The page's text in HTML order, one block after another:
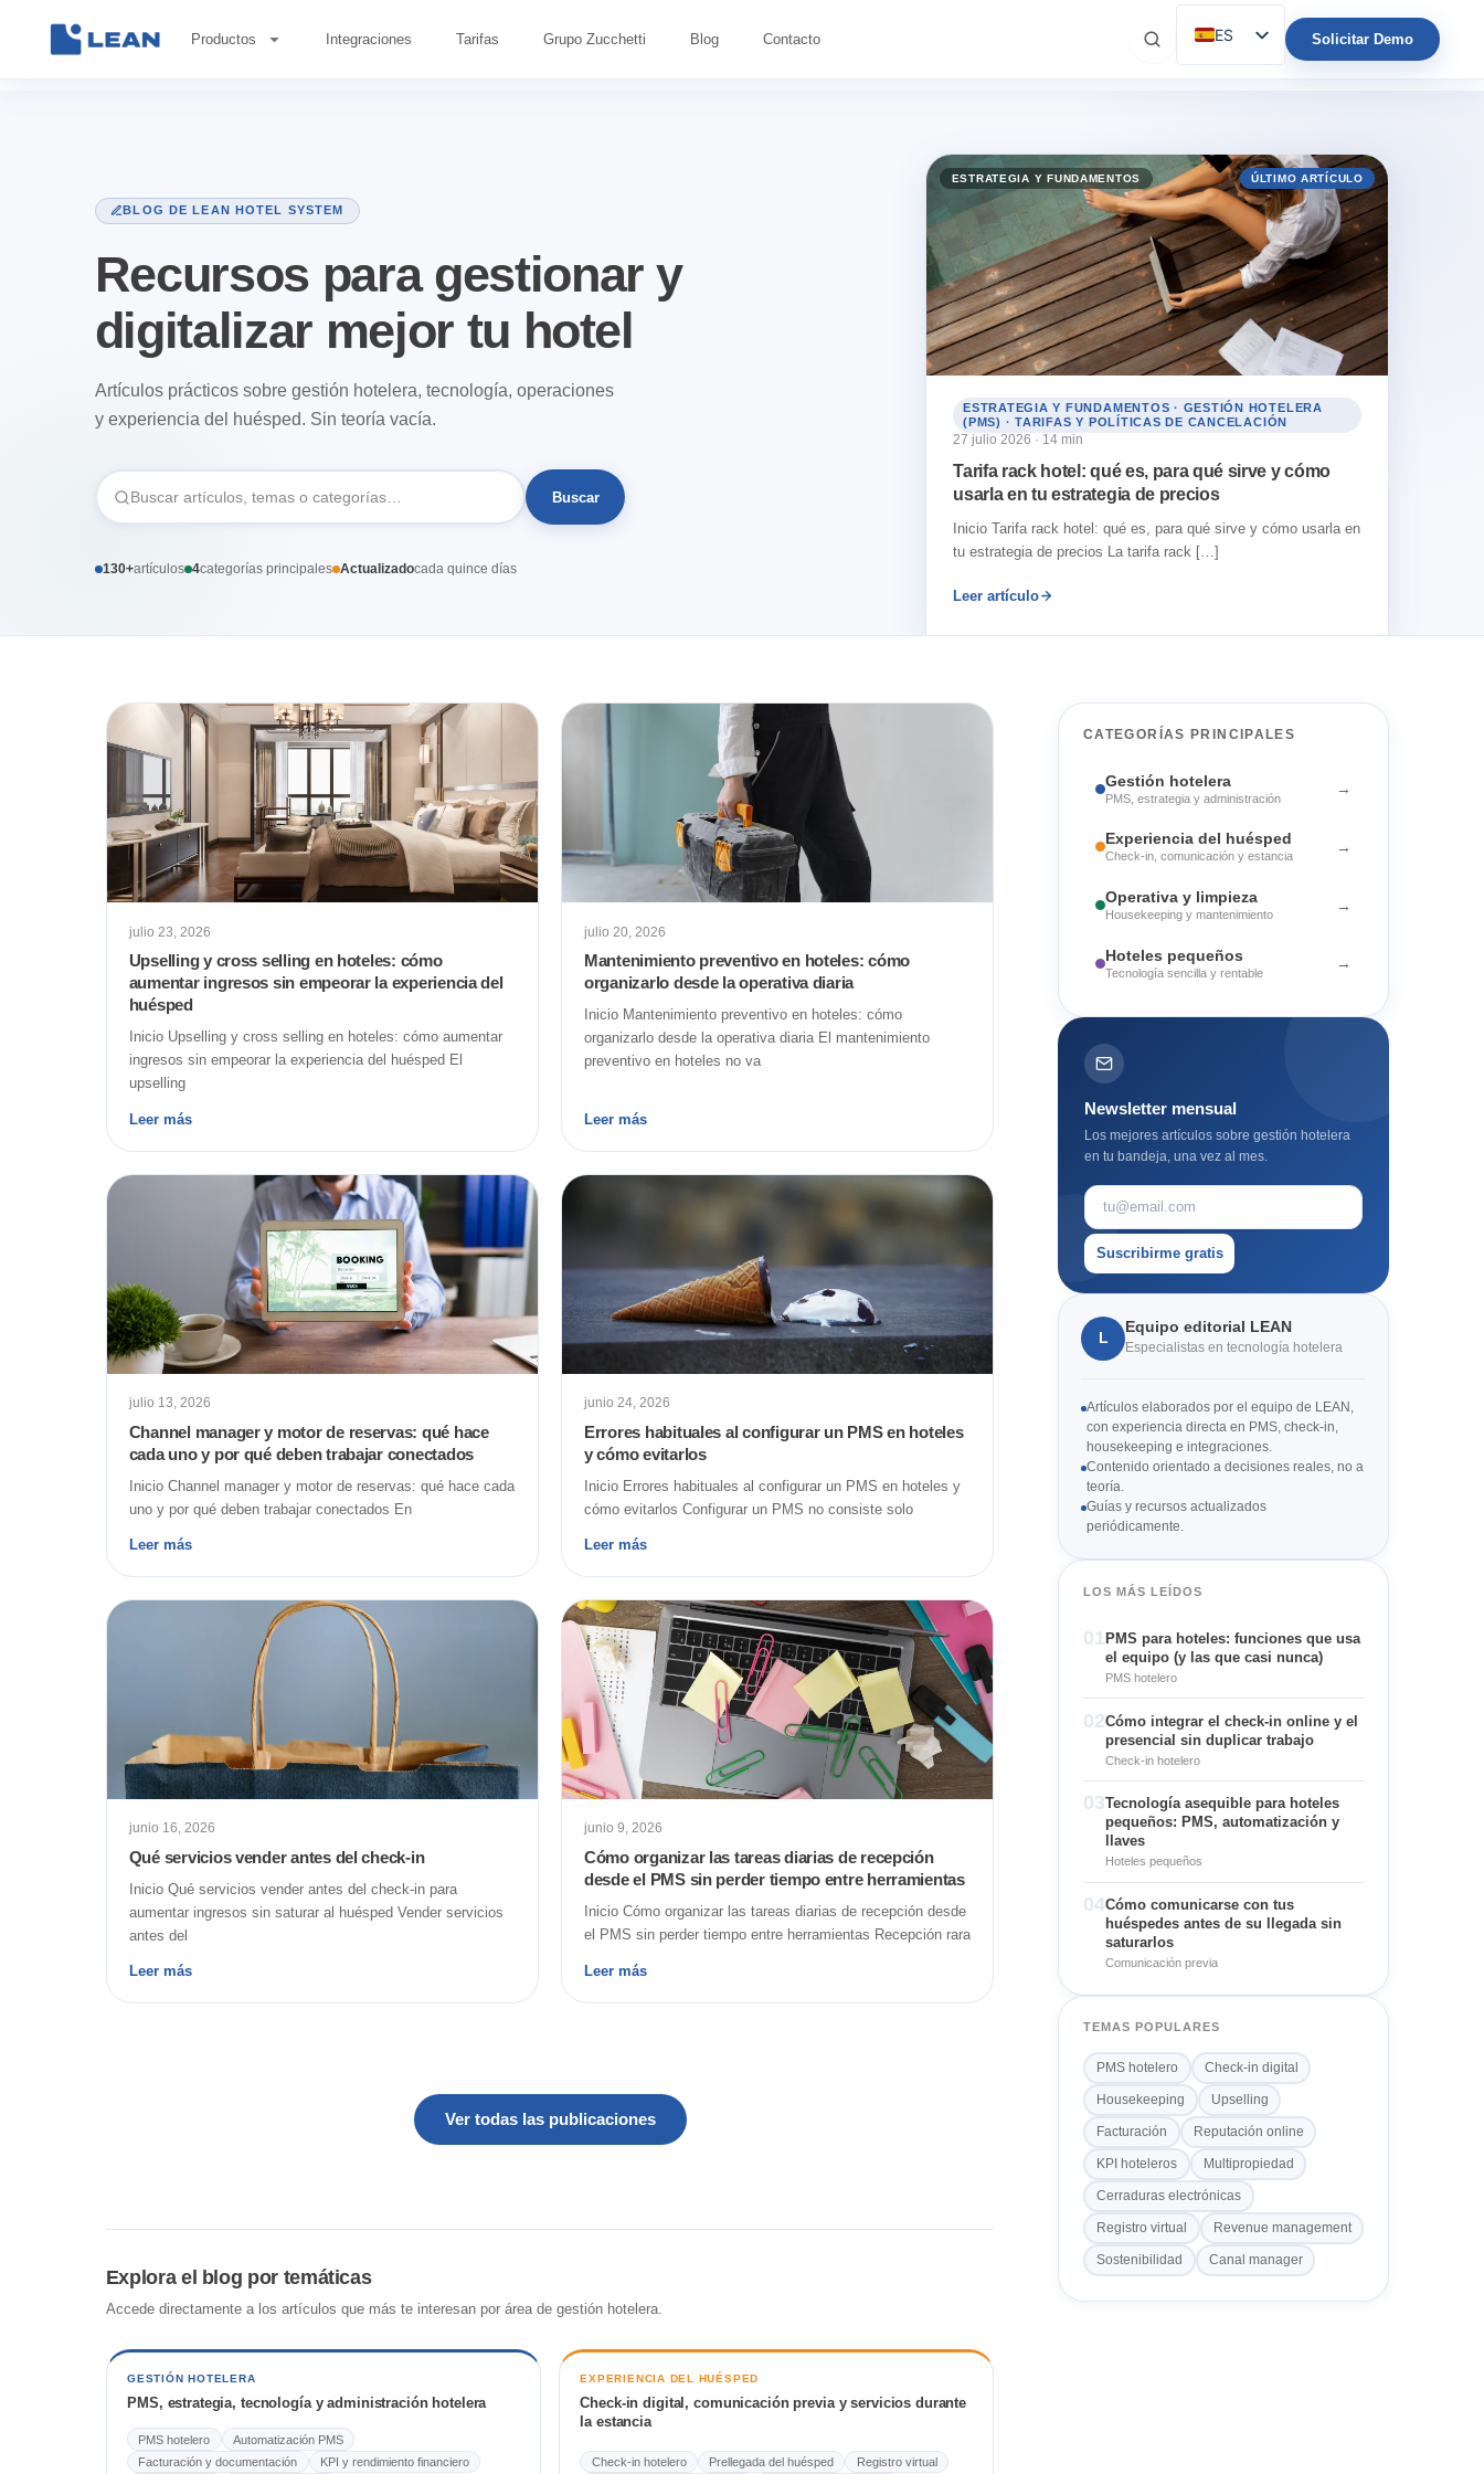
Productos Integraciones Tarifas Grupo Zucchetti Blog Contacto
ES
EN
DE
PT
Solicitar Demo
BLOG DE LEAN HOTEL SYSTEM
Recursos para gestionar y
digitalizar mejor tu hotel
Artículos prácticos sobre gestión hotelera, tecnología, operaciones
y experiencia del huésped. Sin teoría vacía.
Buscar
130+artículos 4categorías principales Actualizadocada quince días
ESTRATEGIA Y FUNDAMENTOS ÚLTIMO ARTÍCULO
ESTRATEGIA Y FUNDAMENTOS · GESTIÓN HOTELERA
(PMS) · TARIFAS Y POLÍTICAS DE CANCELACIÓN
27 julio 2026 · 14 min
Tarifa rack hotel: qué es, para qué sirve y cómo
usarla en tu estrategia de precios
Inicio Tarifa rack hotel: qué es, para qué sirve y cómo usarla en
tu estrategia de precios La tarifa rack […]
Leer artículo
Upselling y cross selling en hoteles: cómo
aumentar ingresos sin empeorar la experiencia del
huésped
julio 23, 2026
Inicio Upselling y cross selling en hoteles: cómo aumentar
ingresos sin empeorar la experiencia del huésped El
upselling
Leer más
Mantenimiento preventivo en hoteles: cómo
organizarlo desde la operativa diaria
julio 20, 2026
Inicio Mantenimiento preventivo en hoteles: cómo
organizarlo desde la operativa diaria El mantenimiento
preventivo en hoteles no va
Leer más
Channel manager y motor de reservas: qué hace
cada uno y por qué deben trabajar conectados
julio 13, 2026
Inicio Channel manager y motor de reservas: qué hace cada
uno y por qué deben trabajar conectados En
Leer más
Errores habituales al configurar un PMS en hoteles
y cómo evitarlos
junio 24, 2026
Inicio Errores habituales al configurar un PMS en hoteles y
cómo evitarlos Configurar un PMS no consiste solo
Leer más
Qué servicios vender antes del check-in
junio 16, 2026
Inicio Qué servicios vender antes del check-in para
aumentar ingresos sin saturar al huésped Vender servicios
antes del
Leer más
Cómo organizar las tareas diarias de recepción
desde el PMS sin perder tiempo entre herramientas
junio 9, 2026
Inicio Cómo organizar las tareas diarias de recepción desde
el PMS sin perder tiempo entre herramientas Recepción rara
Leer más
Ver todas las publicaciones
Explora el blog por temáticas
Accede directamente a los artículos que más te interesan por área de gestión hotelera.
GESTIÓN HOTELERA
PMS, estrategia, tecnología y administración hotelera
PMS hotelero
Automatización PMS
Facturación y documentación
KPI y rendimiento financiero
EXPERIENCIA DEL HUÉSPED
Check-in digital, comunicación previa y servicios durante
la estancia
Check-in hotelero Prellegada del huésped Registro virtual
CATEGORÍAS PRINCIPALES
Gestión hotelera
PMS, estrategia y administración
→
Experiencia del huésped
Check-in, comunicación y estancia
→
Operativa y limpieza
Housekeeping y mantenimiento
→
Hoteles pequeños
Tecnología sencilla y rentable
→
Newsletter mensual
Los mejores artículos sobre gestión hotelera
en tu bandeja, una vez al mes.
Suscribirme gratis
L
Equipo editorial LEAN
Especialistas en tecnología hotelera
Artículos elaborados por el equipo de LEAN,
con experiencia directa en PMS, check-in,
housekeeping e integraciones.
Contenido orientado a decisiones reales, no a
teoría.
Guías y recursos actualizados
periódicamente.
LOS MÁS LEÍDOS
01 PMS para hoteles: funciones que usa
el equipo (y las que casi nunca)
PMS hotelero
02Cómo integrar el check-in online y el
presencial sin duplicar trabajo
Check-in hotelero
03Tecnología asequible para hoteles
pequeños: PMS, automatización y
llaves
Hoteles pequeños
04Cómo comunicarse con tus
huéspedes antes de su llegada sin
saturarlos
Comunicación previa
TEMAS POPULARES
PMS hotelero Check-in digital
Housekeeping Upselling
Facturación Reputación online
KPI hoteleros Multipropiedad
Cerraduras electrónicas
Registro virtual Revenue management
Sostenibilidad Canal manager